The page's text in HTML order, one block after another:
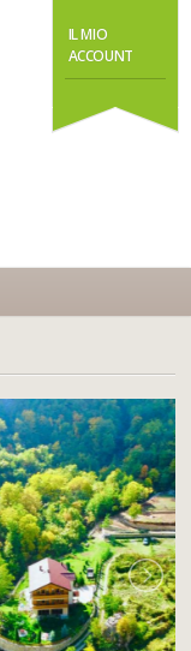
IL MIO
ACCOUNT